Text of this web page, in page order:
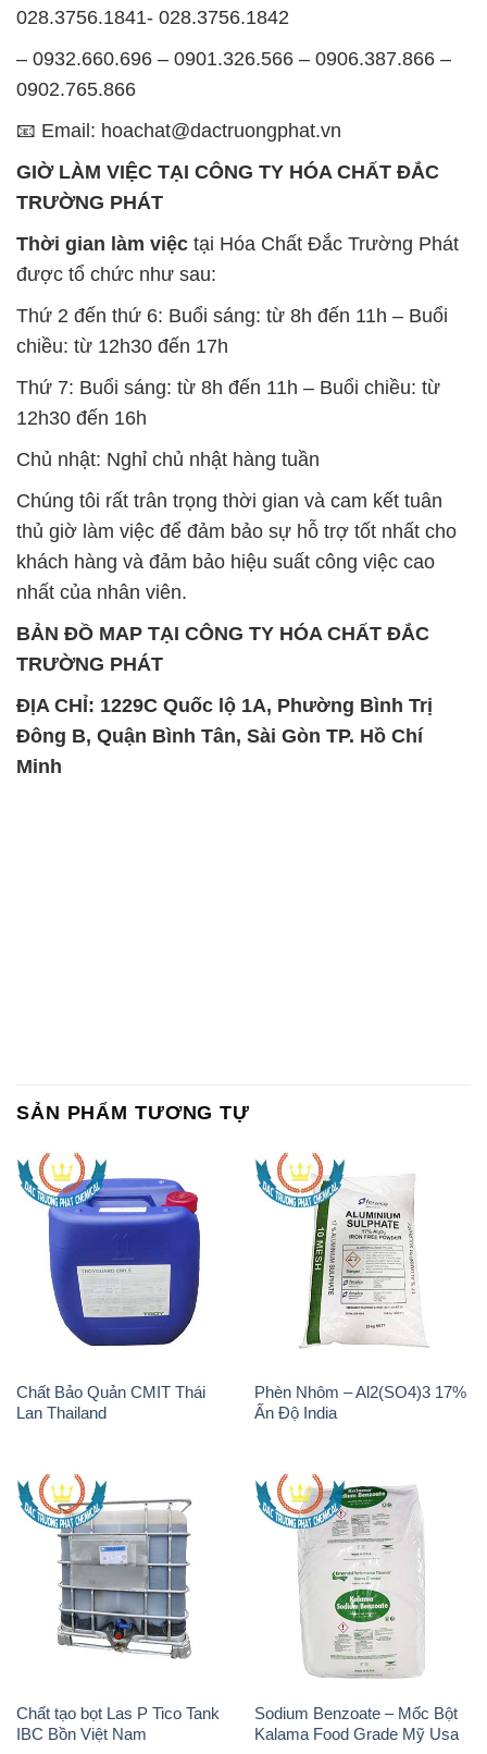
028.3756.1841- 028.3756.1842
– 0932.660.696 – 0901.326.566 – 0906.387.866 –
0902.765.866
📧 Email: hoachat@dactruongphat.vn
GIỜ LÀM VIỆC TẠI CÔNG TY HÓA CHẤT ĐẮC
TRƯỜNG PHÁT
Thời gian làm việc tại Hóa Chất Đắc Trường Phát
được tổ chức như sau:
Thứ 2 đến thứ 6: Buổi sáng: từ 8h đến 11h – Buổi
chiều: từ 12h30 đến 17h
Thứ 7: Buổi sáng: từ 8h đến 11h – Buổi chiều: từ
12h30 đến 16h
Chủ nhật: Nghỉ chủ nhật hàng tuần
Chúng tôi rất trân trọng thời gian và cam kết tuân
thủ giờ làm việc để đảm bảo sự hỗ trợ tốt nhất cho
khách hàng và đảm bảo hiệu suất công việc cao
nhất của nhân viên.
BẢN ĐỒ MAP TẠI CÔNG TY HÓA CHẤT ĐẮC
TRƯỜNG PHÁT
ĐỊA CHỈ: 1229C Quốc lộ 1A, Phường Bình Trị
Đông B, Quận Bình Tân, Sài Gòn TP. Hồ Chí
Minh
SẢN PHẨM TƯƠNG TỰ
Chất Bảo Quản CMIT Thái
Lan Thailand
Phèn Nhôm – Al2(SO4)3 17%
Ấn Độ India
Chất tạo bọt Las P Tico Tank
IBC Bồn Việt Nam
Sodium Benzoate – Mốc Bột
Kalama Food Grade Mỹ Usa